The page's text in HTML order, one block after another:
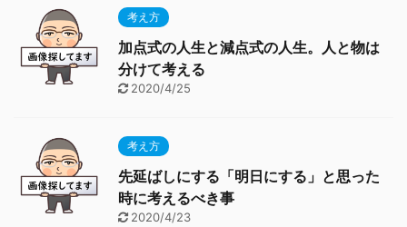
考え方
加点式の人生と減点式の人生。人と物は
分けて考える
2020/4/25
考え方
先延ばしにする「明日にする」と思った
時に考えるべき事
2020/4/23